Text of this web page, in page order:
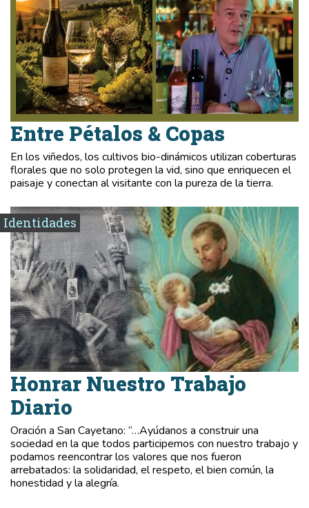
Entre Pétalos & Copas
En los viñedos, los cultivos bio-dinámicos utilizan coberturas
florales que no solo protegen la vid, sino que enriquecen el
paisaje y conectan al visitante con la pureza de la tierra.
Identidades
Honrar Nuestro Trabajo
Diario
Oración a San Cayetano: “…Ayúdanos a construir una
sociedad en la que todos participemos con nuestro trabajo y
podamos reencontrar los valores que nos fueron
arrebatados: la solidaridad, el respeto, el bien común, la
honestidad y la alegría.